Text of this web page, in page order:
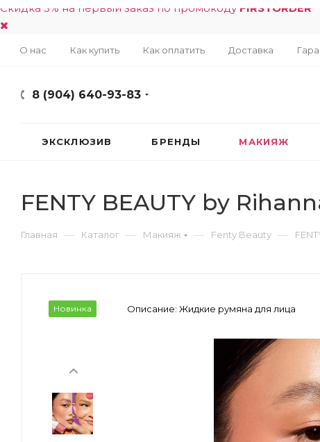
Скидка 5% на первый заказ по промокоду FIRSTORDER
О нас Как купить Как оплатить Доставка
8 (904) 640-93-83
ЭКСКЛЮЗИВ БРЕНДЫ МАКИЯЖ
FENTY BEAUTY by
Главная — Каталог — Макияж — Fenty Beauty —
Новинка Описание: Жидкие румяна для лица